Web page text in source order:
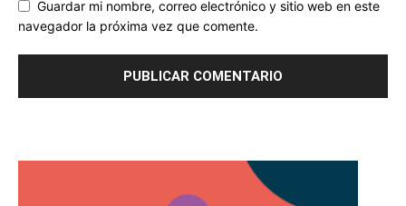
Guardar mi nombre, correo electrónico y sitio web en este
navegador la próxima vez que comente.